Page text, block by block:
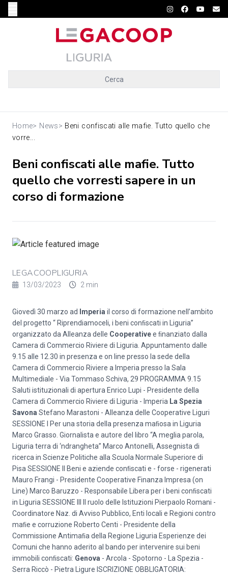
Cerca
Home> News> Beni confiscati alle mafie. Tutto quello che
vorre...
Beni confiscati alle mafie. Tutto
quello che vorresti sapere in un
corso di formazione
LEGACOOPLIGURIA
13/03/2023 2 min
Giovedì 30 marzo ad Imperia il corso di formazione nell’ambito
del progetto “ Riprendiamoceli, i beni conﬁscati in Liguria”
organizzato da Alleanza delle Cooperativee ﬁnanziato dalla
Camera di Commercio Riviere di Liguria. Appuntamento dalle
9.15 alle 12.30 in presenza e on line presso la sede della
Camera di Commercio Riviere a Imperia presso la Sala
Multimediale - Via Tommaso Schiva, 29 PROGRAMMA 9.15
Saluti istituzionali di apertura Enrico Lupi - Presidente della
Camera di Commercio Riviere di Liguria - Imperia La Spezia
Savona Stefano Marastoni - Alleanza delle Cooperative Liguri
SESSIONE I Per una storia della presenza maﬁosa in Liguria
Marco Grasso. Giornalista e autore del libro “A meglia parola,
Liguria terra di ‘ndrangheta” Marco Antonelli, Assegnista di
ricerca in Scienze Politiche alla Scuola Normale Superiore di
Pisa SESSIONE II Beni e aziende conﬁscati e - forse - rigenerati
Mauro Frangi - Presidente Cooperative Finanza Impresa (on
Line) Marco Baruzzo - Responsabile Libera per i beni conﬁscati
in Liguria SESSIONE III Il ruolo delle Istituzioni Pierpaolo Romani -
Coordinatore Naz. di Avviso Pubblico, Enti locali e Regioni contro
maﬁe e corruzione Roberto Centi - Presidente della
Commissione Antimaﬁa della Regione Liguria Esperienze dei
Comuni che hanno aderito al bando per intervenire sui beni
immobili conﬁscati: Genova - Arcola - Spotorno - La Spezia -
Serra Riccò - Pietra Ligure ISCRIZIONE OBBLIGATORIA: